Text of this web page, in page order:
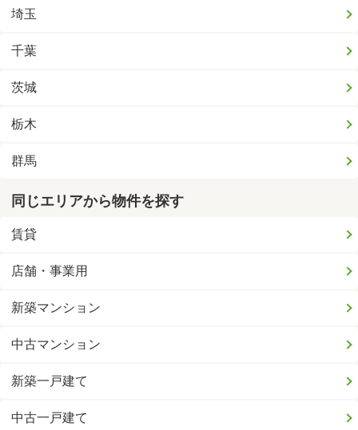
埼玉
千葉
茨城
栃木
群馬
同じエリアから物件を探す
賃貸
店舗・事業用
新築マンション
中古マンション
新築一戸建て
中古一戸建て